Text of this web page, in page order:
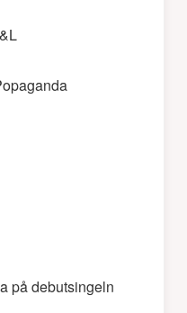
på debutsingeln